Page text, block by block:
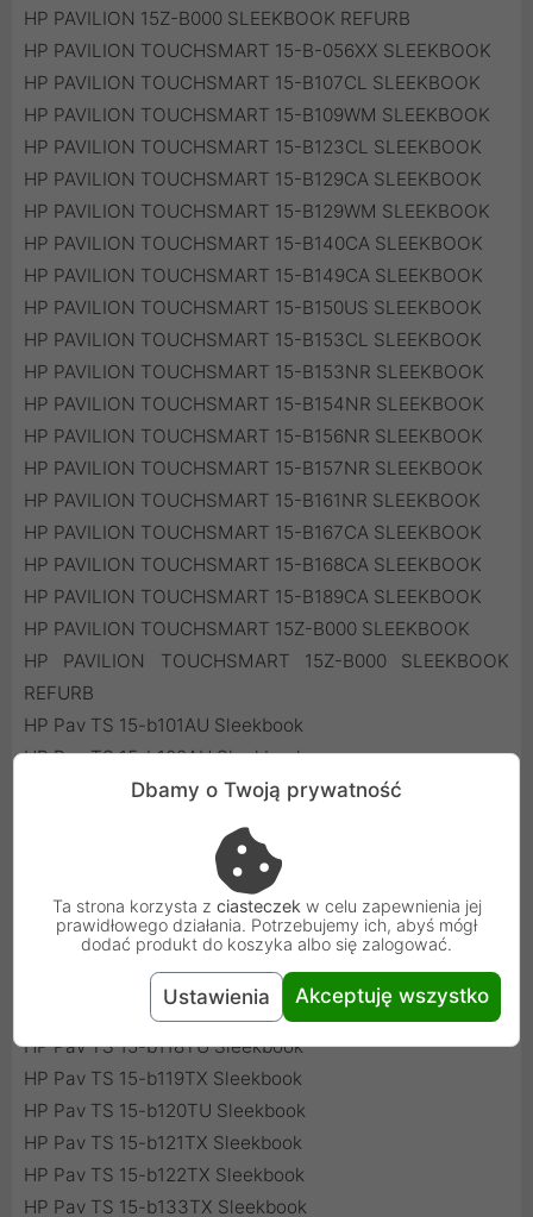
HP PAVILION 15Z-B000 SLEEKBOOK REFURB
HP PAVILION TOUCHSMART 15-B-056XX SLEEKBOOK
HP PAVILION TOUCHSMART 15-B107CL SLEEKBOOK
HP PAVILION TOUCHSMART 15-B109WM SLEEKBOOK
HP PAVILION TOUCHSMART 15-B123CL SLEEKBOOK
HP PAVILION TOUCHSMART 15-B129CA SLEEKBOOK
HP PAVILION TOUCHSMART 15-B129WM SLEEKBOOK
HP PAVILION TOUCHSMART 15-B140CA SLEEKBOOK
HP PAVILION TOUCHSMART 15-B149CA SLEEKBOOK
HP PAVILION TOUCHSMART 15-B150US SLEEKBOOK
HP PAVILION TOUCHSMART 15-B153CL SLEEKBOOK
HP PAVILION TOUCHSMART 15-B153NR SLEEKBOOK
HP PAVILION TOUCHSMART 15-B154NR SLEEKBOOK
HP PAVILION TOUCHSMART 15-B156NR SLEEKBOOK
HP PAVILION TOUCHSMART 15-B157NR SLEEKBOOK
HP PAVILION TOUCHSMART 15-B161NR SLEEKBOOK
HP PAVILION TOUCHSMART 15-B167CA SLEEKBOOK
HP PAVILION TOUCHSMART 15-B168CA SLEEKBOOK
HP PAVILION TOUCHSMART 15-B189CA SLEEKBOOK
HP PAVILION TOUCHSMART 15Z-B000 SLEEKBOOK
HP PAVILION TOUCHSMART 15Z-B000 SLEEKBOOK
REFURB
HP Pav TS 15-b101AU Sleekbook
HP Pav TS 15-b102AU Sleekbook
HP Pav TS 15-b103AU Sleekbook
HP Pav TS 15-b104AU Sleekbook
HP Pav TS 15-b107AU Sleekbook
HP Pav TS 15-b108AU Sleekbook
HP Pav TS 15-b109AU Sleekbook
HP Pav TS 15-b115TX Sleekbook
HP Pav TS 15-b116TX Sleekbook
HP Pav TS 15-b117TX Sleekbook
HP Pav TS 15-b118TU Sleekbook
HP Pav TS 15-b119TX Sleekbook
HP Pav TS 15-b120TU Sleekbook
HP Pav TS 15-b121TX Sleekbook
HP Pav TS 15-b122TX Sleekbook
HP Pav TS 15-b133TX Sleekbook
Dbamy o Twoją prywatność
Ta strona korzysta z ciasteczekw celu zapewnienia jej
prawidłowego działania. Potrzebujemy ich, abyś mógł
dodać produkt do koszyka albo się zalogować.
Ustawienia Akceptuję wszystko